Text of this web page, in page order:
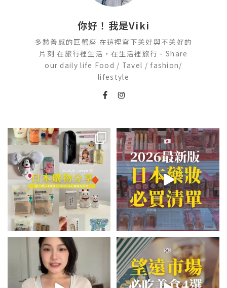
你好！我是Viki
多愁善感的巨蟹座 在這裡寫下美好與不美好的
片刻 在旅行裡生活，在生活裡旅行 - Share
our daily life Food / Tavel / fashion/
lifestyle
💭留言「免費」傳日本藥妝店/百
貨/機場/Donki/折價券給你...
413 43
2026🇯🇵日本藥妝店必買什麼
日本最近紅什麼？...
123 20
💭留言「美背」傳🔗給你！
🏷️#吉推韓國 🇰🇷
...
48 20
\🇰🇷韓國望遠市場4家必吃美食
😋/
💭留言「望遠市場」傳地址給你
345 59